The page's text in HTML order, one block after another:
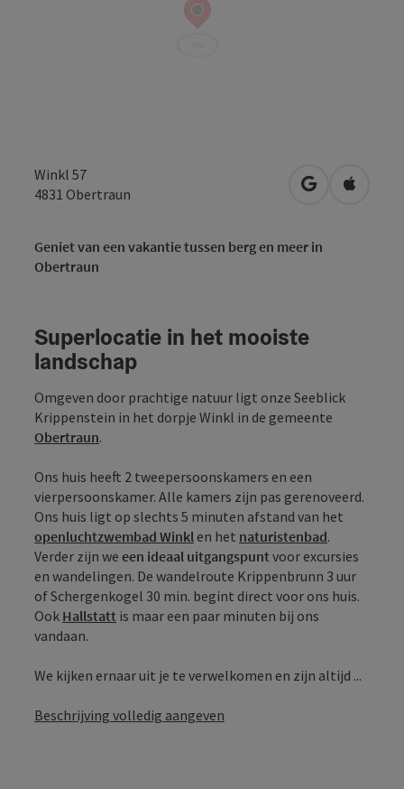
Winkl 57
4831 Obertraun Openen in
Geniet van een vakantie tussen berg en meer in
Obertraun
Superlocatie in het mooiste
landschap
Omgeven door prachtige natuur ligt onze Seeblick
Krippenstein in het dorpje Winkl in de gemeente
Obertraun.
Ons huis heeft 2 tweepersoonskamers en een
vierpersoonskamer. Alle kamers zijn pas gerenoveerd.
Ons huis ligt op slechts 5 minuten afstand van het
openluchtzwembad Winkl en het naturistenbad.
Verder zijn we een ideaal uitgangspuntvoor excursies
en wandelingen. De wandelroute Krippenbrunn 3 uur
of Schergenkogel 30 min. begint direct voor ons huis.
Ook Hallstatt is maar een paar minuten bij ons
vandaan.
We kijken ernaar uit je te verwelkomen en zijn altijd ...
Beschrijving volledig aangeven